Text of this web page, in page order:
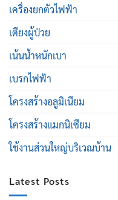
เครื่องยกตัวไฟฟ้า
เตียงผู้ป่วย
เน้นน้ำหนักเบา
เบรกไฟฟ้า
โครงสร้างอลูมิเนียม
โครงสร้างแมกนิเซียม
ใช้งานส่วนใหญ่บริเวณบ้าน
Latest Posts